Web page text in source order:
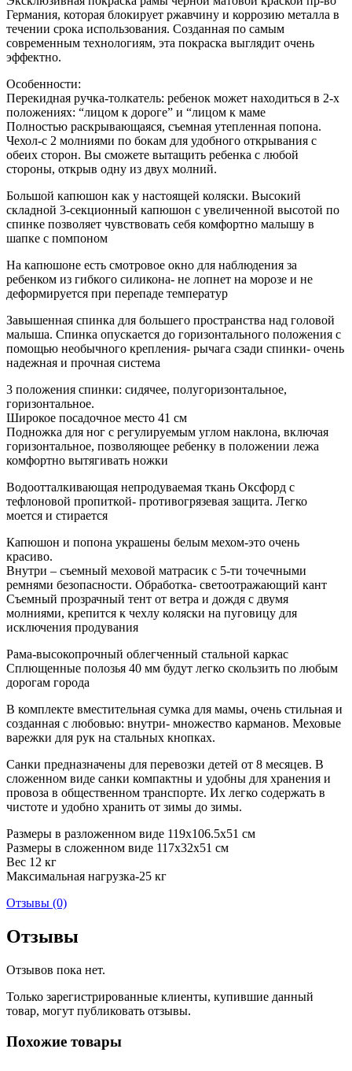
Германия, которая блокирует ржавчину и коррозию металла в
течении срока использования. Созданная по самым
современным технологиям, эта покраска выглядит очень
эффектно.
Особенности:
Перекидная ручка-толкатель: ребенок может находиться в 2-х
положениях: “лицом к дороге” и “лицом к маме
Полностью раскрывающаяся, съемная утепленная попона.
Чехол-с 2 молниями по бокам для удобного открывания с
обеих сторон. Вы сможете вытащить ребенка с любой
стороны, открыв одну из двух молний.
Большой капюшон как у настоящей коляски. Высокий
складной 3-секционный капюшон с увеличенной высотой по
спинке позволяет чувствовать себя комфортно малышу в
шапке с помпоном
На капюшоне есть смотровое окно для наблюдения за
ребенком из гибкого силикона- не лопнет на морозе и не
деформируется при перепаде температур
Завышенная спинка для большего пространства над головой
малыша. Спинка опускается до горизонтального положения с
помощью необычного крепления- рычага сзади спинки- очень
надежная и прочная система
3 положения спинки: сидячее, полугоризонтальное,
горизонтальное.
Широкое посадочное место 41 см
Подножка для ног с регулируемым углом наклона, включая
горизонтальное, позволяющее ребенку в положении лежа
комфортно вытягивать ножки
Водоотталкивающая непродуваемая ткань Оксфорд с
тефлоновой пропиткой- противогрязевая защита. Легко
моется и стирается
Капюшон и попона украшены белым мехом-это очень
красиво.
Внутри – съемный меховой матрасик с 5-ти точечными
ремнями безопасности. Обработка- светоотражающий кант
Съемный прозрачный тент от ветра и дождя с двумя
молниями, крепится к чехлу коляски на пуговицу для
исключения продувания
Рама-высокопрочный облегченный стальной каркас
Сплющенные полозья 40 мм будут легко скользить по любым
дорогам города
В комплекте вместительная сумка для мамы, очень стильная и
созданная с любовью: внутри- множество карманов. Меховые
варежки для рук на стальных кнопках.
Санки предназначены для перевозки детей от 8 месяцев. В
сложенном виде санки компактны и удобны для хранения и
провоза в общественном транспорте. Их легко содержать в
чистоте и удобно хранить от зимы до зимы.
Размеры в разложенном виде 119х106.5х51 см
Размеры в сложенном виде 117х32х51 см
Вес 12 кг
Максимальная нагрузка-25 кг
Отзывы (0)
Отзывы
Отзывов пока нет.
Только зарегистрированные клиенты, купившие данный
товар, могут публиковать отзывы.
Похожие товары